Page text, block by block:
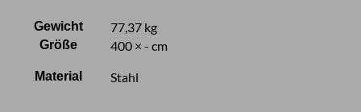
Gewicht 77,37 kg
Größe 400 × - cm
Material Stahl